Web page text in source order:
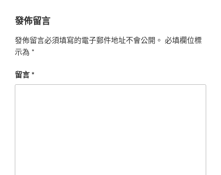
發佈留言
發佈留言必須填寫的電子郵件地址不會公開。 必填欄位標
示為 *
留言*